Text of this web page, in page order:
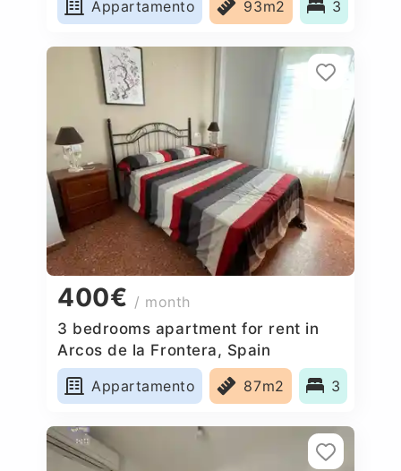
Appartamento
93m2 3
400€ / month
3 bedrooms apartment for rent in
Arcos de la Frontera, Spain
Appartamento
87m2 3